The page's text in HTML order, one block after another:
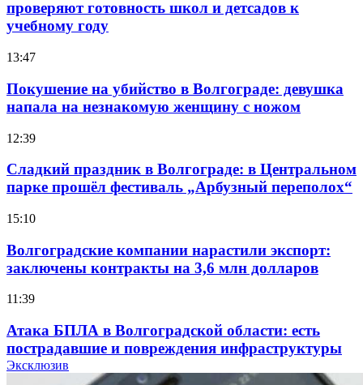
проверяют готовность школ и детсадов к
учебному году
13:47
Покушение на убийство в Волгограде: девушка
напала на незнакомую женщину с ножом
12:39
Сладкий праздник в Волгограде: в Центральном
парке прошёл фестиваль „Арбузный переполох“
15:10
Волгоградские компании нарастили экспорт:
заключены контракты на 3,6 млн долларов
11:39
Атака БПЛА в Волгоградской области: есть
пострадавшие и повреждения инфраструктуры
Эксклюзив